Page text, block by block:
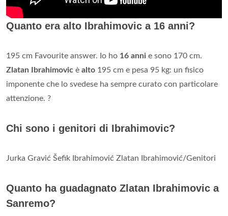
Quanto era alto Ibrahimovic a 16 anni?
195 cm Favourite answer. Io ho 16 anni e sono 170 cm.
Zlatan Ibrahimovic è alto 195 cm e pesa 95 kg: un fisico
imponente che lo svedese ha sempre curato con particolare
attenzione. ?
Chi sono i genitori di Ibrahimovic?
Jurka Gravić Šefik Ibrahimović Zlatan Ibrahimović/Genitori
Quanto ha guadagnato Zlatan Ibrahimovic a
Sanremo?